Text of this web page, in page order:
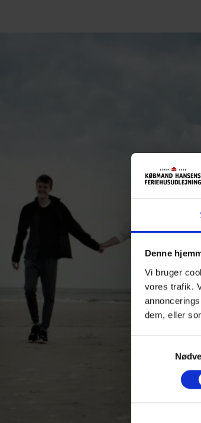
Denne
Vi bruger
vores trafik.
dem, eller